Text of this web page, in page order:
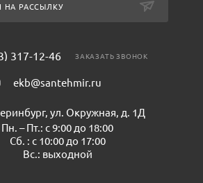
НА РАССЫЛКУ
317-12-46 ЗАКАЗАТЬ ЗВОНОК
ekb@santehmir.ru
ул. Окружная, д. 1Д
Пн. – Пт.: с 9:00 до 18:00
Сб. : с 10:00 до 17:00
Вс.: выходной